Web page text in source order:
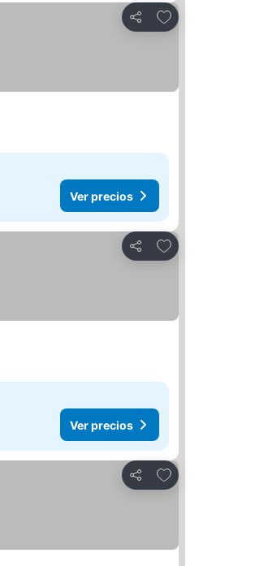
Compartir
Agregar a favoritos
Ver precios
Compartir
Agregar a favoritos
Ver precios
Compartir
Agregar a favoritos